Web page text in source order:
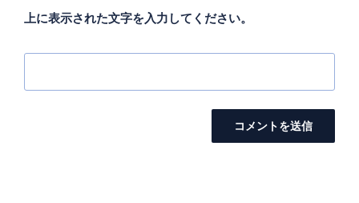
上に表示された文字を入力してください。